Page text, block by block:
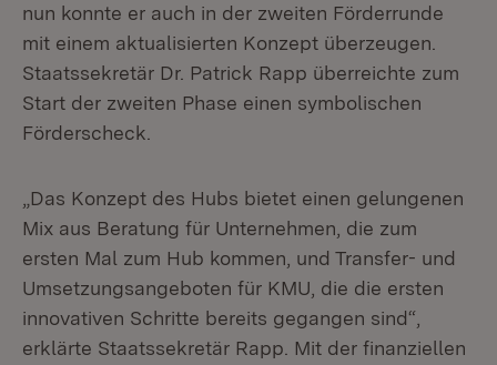
nun konnte er auch in der zweiten Förderrunde
mit einem aktualisierten Konzept überzeugen.
Staatssekretär Dr. Patrick Rapp überreichte zum
Start der zweiten Phase einen symbolischen
Förderscheck.
„Das Konzept des Hubs bietet einen gelungenen
Mix aus Beratung für Unternehmen, die zum
ersten Mal zum Hub kommen, und Transfer- und
Umsetzungsangeboten für KMU, die die ersten
innovativen Schritte bereits gegangen sind“,
erklärte Staatssekretär Rapp. Mit der finanziellen